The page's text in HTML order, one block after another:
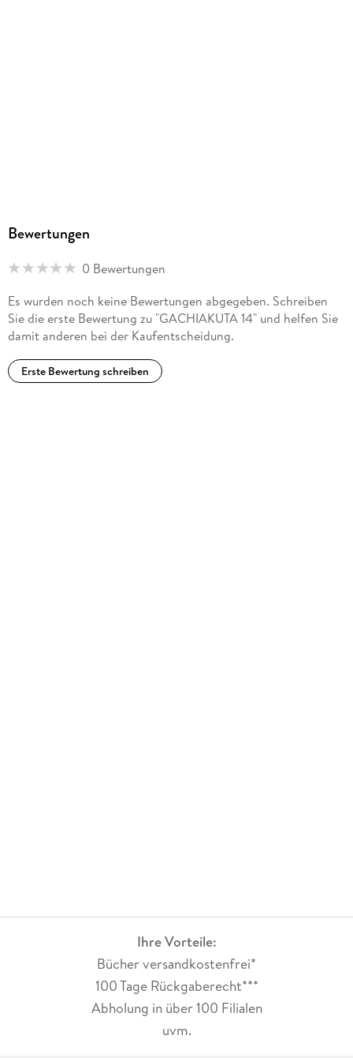
Bewertungen
0 Bewertungen
Es wurden noch keine Bewertungen abgegeben. Schreiben
Sie die erste Bewertung zu "GACHIAKUTA 14" und helfen Sie
damit anderen bei der Kaufentscheidung.
Erste Bewertung schreiben
Ihre Vorteile:
Bücher versandkostenfrei*
100 Tage Rückgaberecht***
Abholung in über 100 Filialen
uvm.